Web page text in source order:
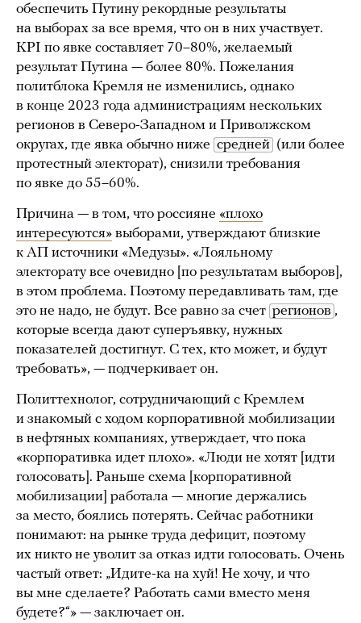
обеспечить Путину рекордные результаты
на выборах за все время, что он в них участвует.
KPI по явке составляет 70–80%, желаемый
результат Путина — более 80%. Пожелания
политблока Кремля не изменились, однако
в конце 2023 года администрациям нескольких
регионов в Северо-Западном и Приволжском
округах, где явка обычно ниже средней (или более
протестный электорат), снизили требования
по явке до 55–60%.
Причина — в том, что россияне «плохо
интересуются» выборами, утверждают близкие
к АП источники «Медузы». «Лояльному
электорату все очевидно [по результатам выборов],
в этом проблема. Поэтому передавливать там, где
это не надо, не будут. Все равно за счет регионов ,
которые всегда дают суперъявку, нужных
показателей достигнут. С тех, кто может, и будут
требовать», — подчеркивает он.
Политтехнолог, сотрудничающий с Кремлем
и знакомый с ходом корпоративной мобилизации
в нефтяных компаниях, утверждает, что пока
«корпоративка идет плохо». «Люди не хотят [идти
голосовать]. Раньше схема [корпоративной
мобилизации] работала — многие держались
за место, боялись потерять. Сейчас работники
понимают: на рынке труда дефицит, поэтому
их никто не уволит за отказ идти голосовать. Очень
частый ответ: „Идите-ка на хуй! Не хочу, и что
вы мне сделаете? Работать сами вместо меня
будете?“» — заключает он.